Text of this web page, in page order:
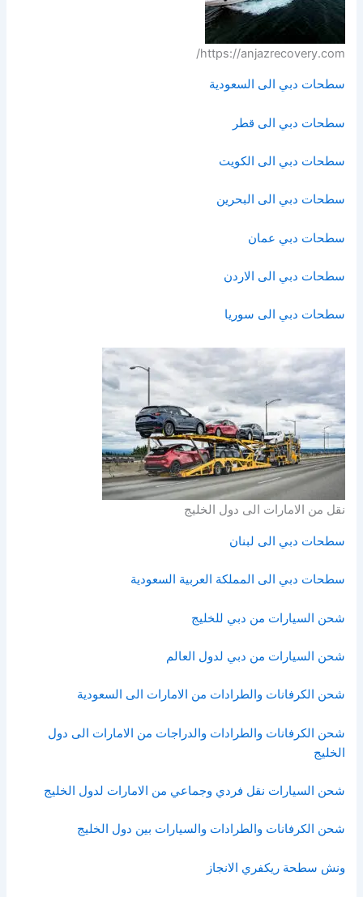
https://anjazrecovery.com/
سطحات دبي الى السعودية
سطحات دبي الى قطر
سطحات دبي الى الكويت
سطحات دبي الى البحرين
سطحات دبي عمان
سطحات دبي الى الاردن
سطحات دبي الى سوريا
نقل من الامارات الى دول الخليج
سطحات دبي الى لبنان
سطحات دبي الى المملكة العربية السعودية
شحن السيارات من دبي للخليج
شحن السيارات من دبي لدول العالم
شحن الكرفانات والطرادات من الامارات الى السعودية
شحن الكرفانات والطرادات والدراجات من الامارات الى دول
الخليج
شحن السيارات نقل فردي وجماعي من الامارات لدول الخليج
شحن الكرفانات والطرادات والسيارات بين دول الخليج
ونش سطحة ريكفري الانجاز